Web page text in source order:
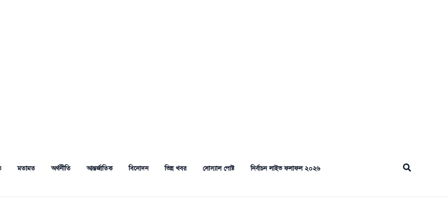
মতামত অর্থনীতি আন্তর্জাতিক বিনোদন ভিন্ন খবর সোস্যাল পোষ্ট নির্বাচন লাইভ ফলাফল ২০২৬ Search